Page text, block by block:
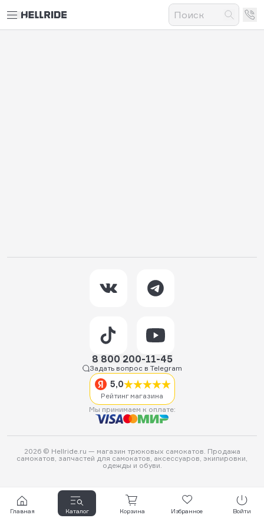
8 800 200-11-45
Задать вопрос в Telegram
5,0
Рейтинг магазина
Мы принимаем к оплате:
2026 © Hellride.ru — магазин трюковых самокатов. Продажа
самокатов, запчастей для самокатов, аксессуаров, экипировки,
одежды и обуви.
Главная Каталог Корзина Избранное Войти